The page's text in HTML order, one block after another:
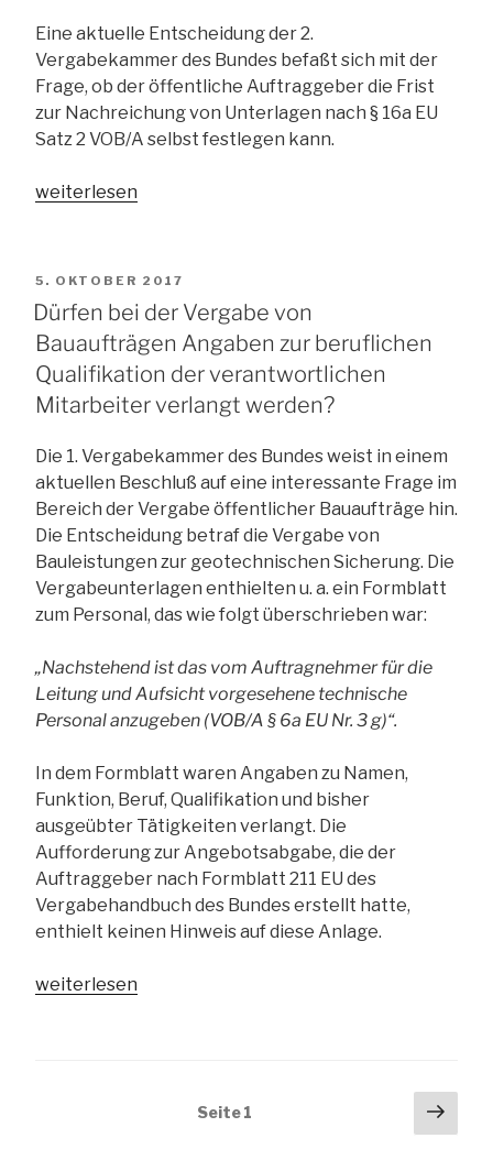
Eine aktuelle Entscheidung der 2.
Vergabekammer des Bundes befaßt sich mit der
Frage, ob der öffentliche Auftraggeber die Frist
zur Nachreichung von Unterlagen nach § 16a EU
Satz 2 VOB/A selbst festlegen kann.
„Kann
Frist
zur
Nachreichung
von
selbst
festlegen?“
weiterlesen
VERÖFFENTLICHT
AM
5. OKTOBER 2017
Dürfen bei der Vergabe von
Bauaufträgen Angaben zur beruflichen
Qualifikation der verantwortlichen
Mitarbeiter verlangt werden?
Die 1. Vergabekammer des Bundes weist in einem
aktuellen Beschluß auf eine interessante Frage im
Bereich der Vergabe öffentlicher Bauaufträge hin.
Die Entscheidung betraf die Vergabe von
Bauleistungen zur geotechnischen Sicherung. Die
Vergabeunterlagen enthielten u. a. ein Formblatt
zum Personal, das wie folgt überschrieben war:
„Nachstehend ist das vom Auftragnehmer für die
Leitung und Aufsicht vorgesehene technische
Personal anzugeben (VOB/A § 6a EU Nr. 3 g)“.
In dem Formblatt waren Angaben zu Namen,
Funktion, Beruf, Qualifikation und bisher
ausgeübter Tätigkeiten verlangt. Die
Aufforderung zur Angebotsabgabe, die der
Auftraggeber nach Formblatt 211 EU des
Vergabehandbuch des Bundes erstellt hatte,
enthielt keinen Hinweis auf diese Anlage.
„Dürfen
weiterlesen
Seitennummerierung
Seite1